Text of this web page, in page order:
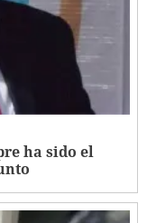
ha sido el